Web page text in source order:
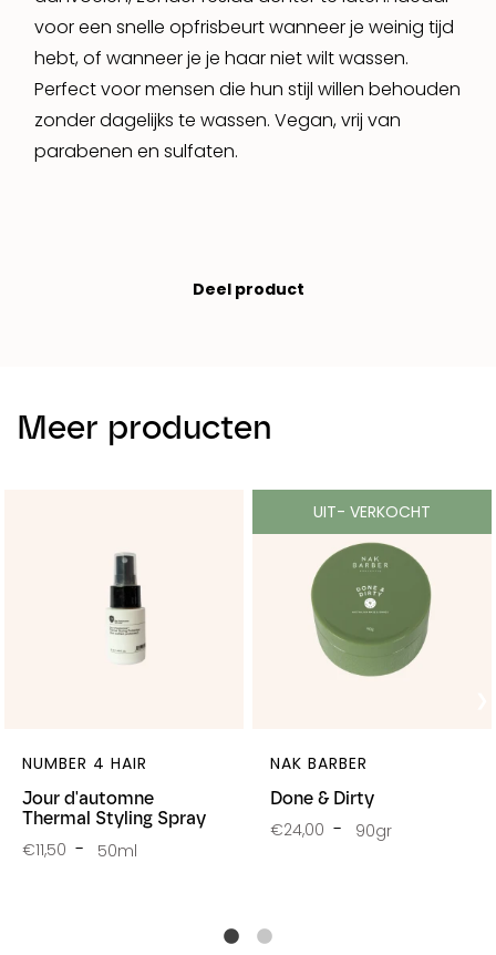
voor een snelle opfrisbeurt wanneer je weinig tijd
hebt, of wanneer je je haar niet wilt wassen.
Perfect voor mensen die hun stijl willen behouden
zonder dagelijks te wassen. Vegan, vrij van
parabenen en sulfaten.
Deel product
Meer producten
Jour d'automne
Thermal Styling Spray
NUMBER 4 HAIR
€11,50 50ml
UIT- VERKOCHT
Done & Dirty
NAK BARBER
€24,00 90gr